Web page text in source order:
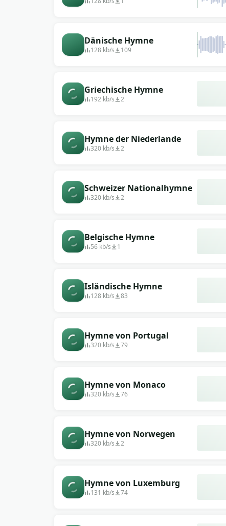
Dänische Hymne
128 kb/s 109
Griechische Hymne
192 kb/s 2
Hymne der Niederlande
320 kb/s 2
Schweizer Nationalhymne
320 kb/s 2
Belgische Hymne
56 kb/s 1
Isländische Hymne
128 kb/s 83
Hymne von Portugal
320 kb/s 79
Hymne von Monaco
320 kb/s 76
Hymne von Norwegen
320 kb/s 2
Hymne von Luxemburg
131 kb/s 74